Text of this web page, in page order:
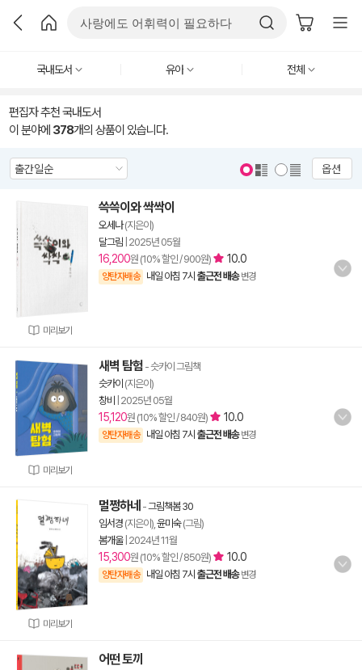
국내도서 유아 전체
편집자 추천 국내도서
이 분야에 378개의 상품이 있습니다.
옵션
미리보기
쓱쓱이와 싹싹이
오세나(지은이)
달그림 2025년 05월
16,200원 (10% 할인 / 900원) 10.0
양탄자배송 내일 아침 7시 출근전 배송 변경
미리보기
새벽 탐험 - 슷카이 그림책
슷카이 (지은이)
창비
2025년 05월
15,120원 (10% 할인 / 840원) 10.0
양탄자배송 내일 아침 7시 출근전 배송 변경
미리보기
멀쩡하네 -그림책봄 30
임서경 (지은이), 윤미숙(그림)
봄개울| 2024년 11월
15,300원 (10% 할인 / 850원) 10.0
양탄자배송 내일 아침 7시 출근전 배송 변경
어떤 토끼